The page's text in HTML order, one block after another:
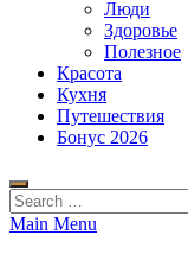
Люди
Здоровье
Полезное
Красота
Кухня
Путешествия
Бонус 2026
Search
for:
Main Menu